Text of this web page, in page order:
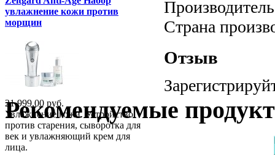
Страна
Отзыв
увлажнение кожи против
морщин
21 999.00 руб.
Увлажнение кожи. Устройство
против старения, сыворотка для
век и увлажняющий крем для
лица.
Рекомендуемые